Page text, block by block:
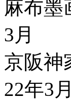
麻布
3月
京阪
22年3月